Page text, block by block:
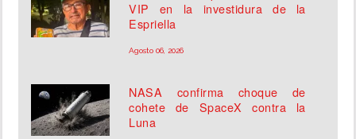
VIP en la investidura de la
Espriella
Agosto 06, 2026
NASA confirma choque de
cohete de SpaceX contra la
Luna